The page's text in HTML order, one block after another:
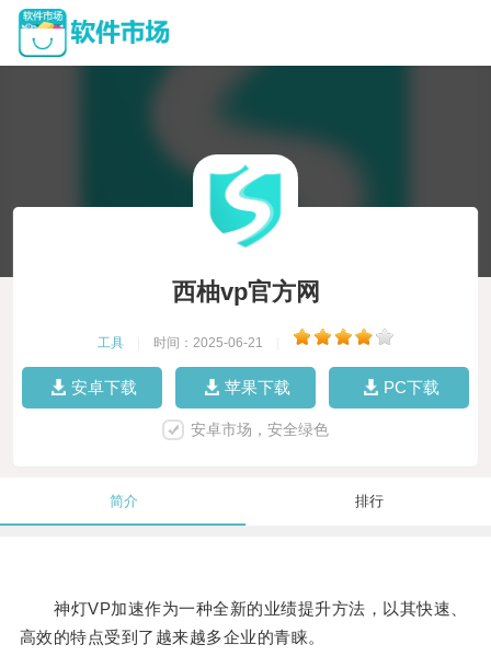
西柚vp官方网
工具 时间：2025-06-21
安卓下载 苹果下载 PC下载
安卓市场，安全绿色
简介 排行
神灯VP加速作为一种全新的业绩提升方法，以其快速、
高效的特点受到了越来越多企业的青睐。